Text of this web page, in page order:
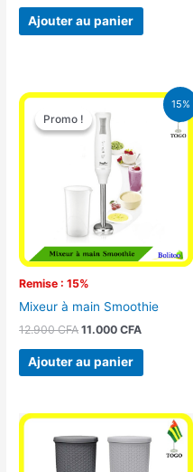
Ajouter au panier
15%
Promo !
Remise : 15%
Promo !
Mixeur à main Smoothie
12.900CFA
Le
prix
initial
était :
12.900 CFA.
11.000CFA
Le
Ajouter au panier